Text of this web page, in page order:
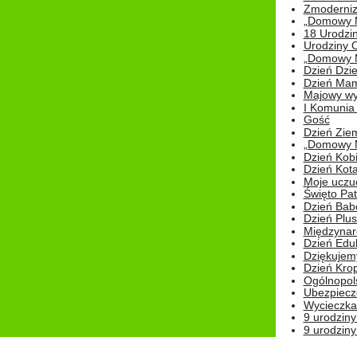
18
Urodziny
Dzień
Dzień
Majowy
I
Gość
Dzień
Dzień
Dzień
Moje
Święto
Dzień
Dzień
Dzień
Dzień
9
9